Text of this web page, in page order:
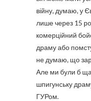
війну, думаю, у
лише через 15
комерційний
драму або
не думаю, що
Але ми були б
шпигунську
ГУРом.